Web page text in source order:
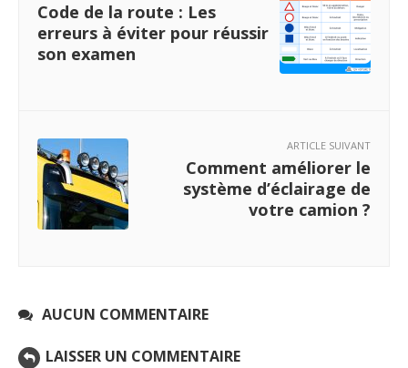
Code de la route : Les
erreurs à éviter pour réussir
son examen
ARTICLE SUIVANT
Comment améliorer le
système d’éclairage de
votre camion ?
AUCUN COMMENTAIRE
LAISSER UN COMMENTAIRE